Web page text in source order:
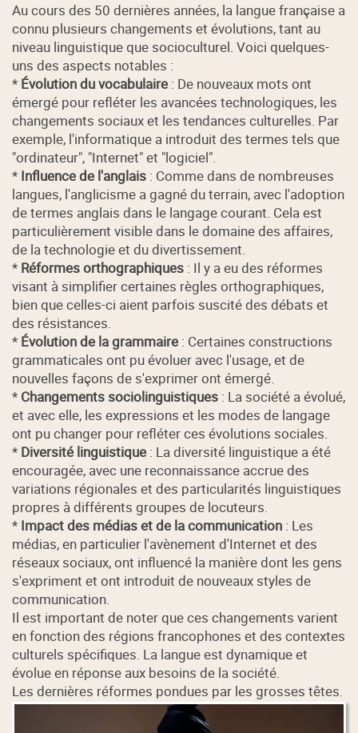
Au cours des 50 dernières années, la langue française a
connu plusieurs changements et évolutions, tant au
niveau linguistique que socioculturel. Voici quelques-
uns des aspects notables :
* Évolution du vocabulaire : De nouveaux mots ont
émergé pour refléter les avancées technologiques, les
changements sociaux et les tendances culturelles. Par
exemple, l'informatique a introduit des termes tels que
"ordinateur", "Internet" et "logiciel".
* Influence de l'anglais : Comme dans de nombreuses
langues, l'anglicisme a gagné du terrain, avec l'adoption
de termes anglais dans le langage courant. Cela est
particulièrement visible dans le domaine des affaires,
de la technologie et du divertissement.
* Réformes orthographiques : Il y a eu des réformes
visant à simplifier certaines règles orthographiques,
bien que celles-ci aient parfois suscité des débats et
des résistances.
* Évolution de la grammaire : Certaines constructions
grammaticales ont pu évoluer avec l'usage, et de
nouvelles façons de s'exprimer ont émergé.
* Changements sociolinguistiques : La société a évolué,
et avec elle, les expressions et les modes de langage
ont pu changer pour refléter ces évolutions sociales.
* Diversité linguistique : La diversité linguistique a été
encouragée, avec une reconnaissance accrue des
variations régionales et des particularités linguistiques
propres à différents groupes de locuteurs.
* Impact des médias et de la communication : Les
médias, en particulier l'avènement d'Internet et des
réseaux sociaux, ont influencé la manière dont les gens
s'expriment et ont introduit de nouveaux styles de
communication.
Il est important de noter que ces changements varient
en fonction des régions francophones et des contextes
culturels spécifiques. La langue est dynamique et
évolue en réponse aux besoins de la société.
Les dernières réformes pondues par les grosses têtes.